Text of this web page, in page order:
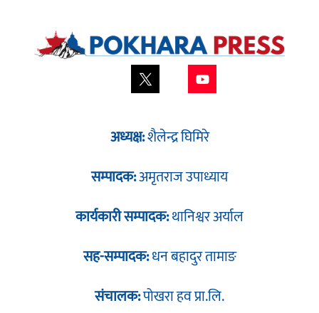
अध्यक्ष:शैलेन्द्र घिमिरे
सम्पादक:अमृतराज उपाध्याय
कार्यकारी सम्पादक:थानिश्वर अर्याल
सह-सम्पादक:धन बहादुर तामाङ
संचालक:पोखरा हव प्रा.लि.